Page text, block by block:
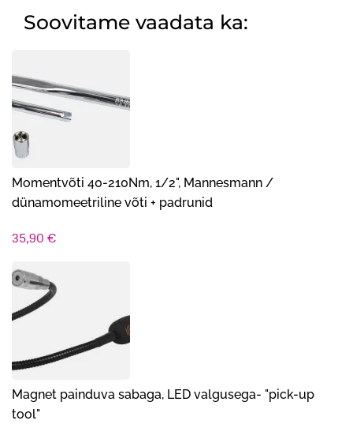
Soovitame vaadata ka:
Momentvõti 40-210Nm, 1/2", Mannesmann /
dünamomeetriline võti + padrunid
35,90 €
Magnet painduva sabaga, LED valgusega- "pick-up
tool"